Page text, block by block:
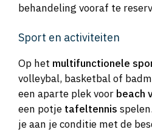
behandeling vooraf te
Sport en activiteiten
Op het multifunctionele
volleybal, basketbal of
een aparte plek voor beach
een potje tafeltennis
je aan je conditie met de